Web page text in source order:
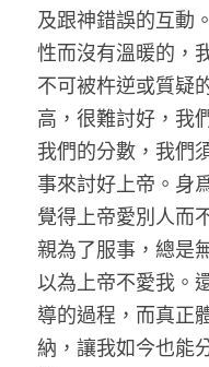
及跟神錯誤的互動
性而沒有溫暖的，
不可被杵逆或質疑
高，很難討好，我
我們的分數，我們
事來討好上帝。身
覺得上帝愛別人而
親為了服事，總是
以為上帝不愛我。
導的過程，而真正
納，讓我如今也能